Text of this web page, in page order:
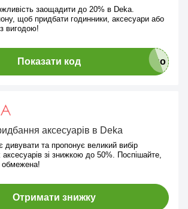
заощадити до 20% в Deka.
щоб придбати годинники, аксесуари або
вигодою!
Показати код
аксесуарів в Deka
дивувати та пропонує великий вибір
зі знижкою до 50%. Поспішайте,
обмежена!
Отримати знижку